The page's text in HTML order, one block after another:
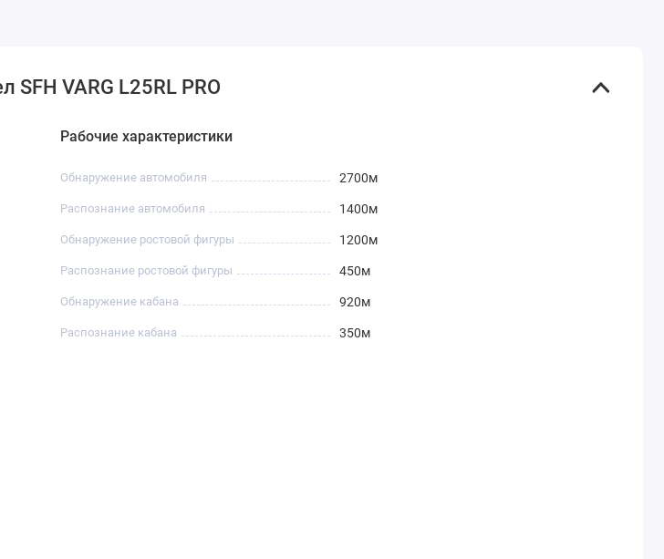
VARG L25RL PRO
Рабочие характеристики
Обнаружение автомобиля 2700м
Распознание автомобиля 1400м
Обнаружение ростовой фигуры 1200м
Распознание ростовой фигуры 450м
Обнаружение кабана 920м
Распознание кабана 350м